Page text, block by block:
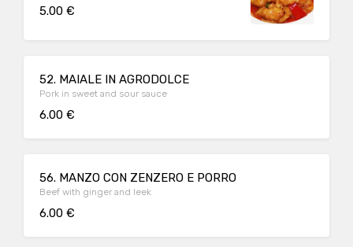
5.00 €
52. MAIALE IN AGRODOLCE
Pork in sweet and sour sauce
6.00 €
56. MANZO CON ZENZERO E PORRO
Beef with ginger and leek
6.00 €